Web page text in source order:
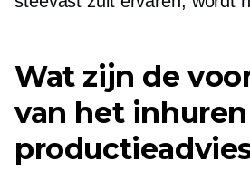
Wat zijn de
van het